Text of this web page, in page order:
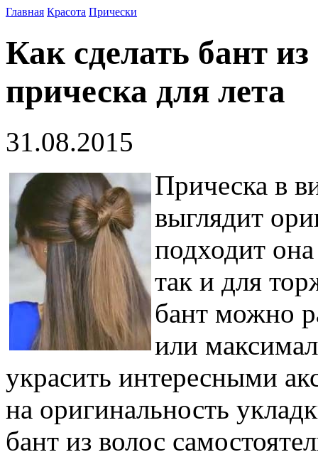
Главная Красота Прически
Как сделать бант
прическа для лета
31.08.2015
Прическа в
выглядит
подходит
так и для
бант можно
или
украсить интересными
на оригинальность
бант из волос